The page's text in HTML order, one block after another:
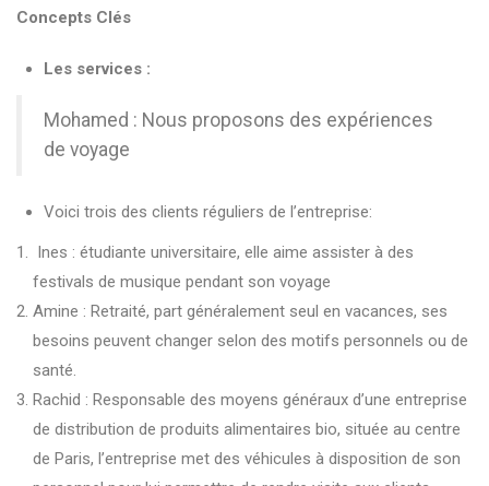
Concepts Clés
Les services :
Mohamed : Nous proposons des expériences
de voyage
Voici trois des clients réguliers de l’entreprise:
Ines : étudiante universitaire, elle aime assister à des
festivals de musique pendant son voyage
Amine : Retraité, part généralement seul en vacances, ses
besoins peuvent changer selon des motifs personnels ou de
santé.
Rachid : Responsable des moyens généraux d’une entreprise
de distribution de produits alimentaires bio, située au centre
de Paris, l’entreprise met des véhicules à disposition de son